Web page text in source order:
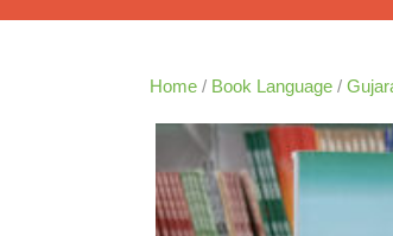
Home / Book Language /